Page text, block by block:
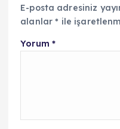
E-posta adresiniz
alanlar* ile
Yorum *